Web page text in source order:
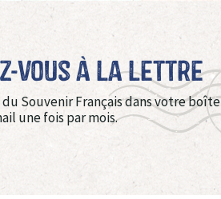
vous à La Lettre
Souvenir Français dans votre boîte
une fois par mois.